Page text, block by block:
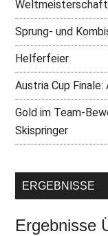
Sprung- und
Helferfeier
Austria Cup
Gold im Team-
Skispringer
ERGEBNISSE
Ergebnisse